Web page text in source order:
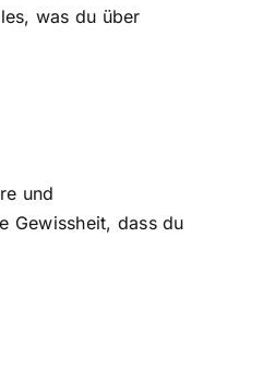
was du über
und
Gewissheit, dass du